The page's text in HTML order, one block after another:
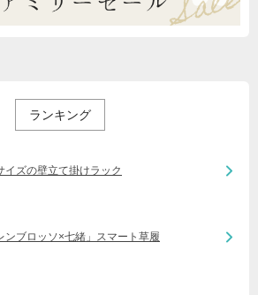
ランキング
イズの壁立て掛けラック
ンブロッソ×七緒」スマート草履